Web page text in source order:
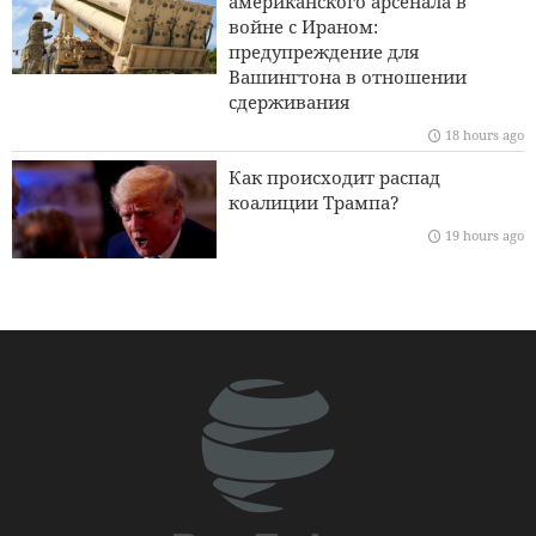
Ормузского кризиса
Комментарий дня | Кризис в сионистской армии;
физические потери и психологический коллапс
Акцент Ирана и Кыргызстана на необходимости
расширения торгового и горнодобывающего
сотрудничества
ХАМАС: Нападение на Северный Кудс не сломит нашу
войне с Ираном:
предупреждение для
Вашингтона в отношении
сдерживания
18 hours ago
Как происходит распад
коалиции Трампа?
19 hours ago
исследовательского и
между Ираном и Ираком